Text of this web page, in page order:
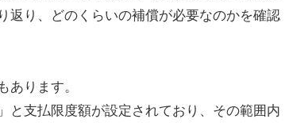
返り、どのくらいの補償が必要なのかを確認
あります。
と支払限度額が設定されており、その範囲内